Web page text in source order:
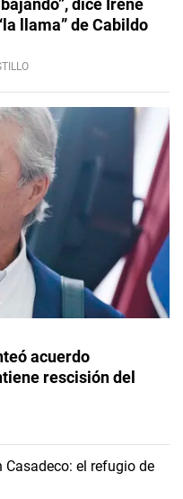
dice Irene
llama” de Cabildo
acuerdo
rescisión del